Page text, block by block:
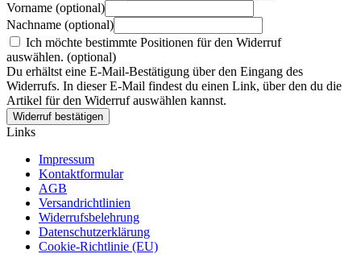
Vorname (optional)
Nachname (optional)
Ich möchte bestimmte Positionen für den Widerruf
auswählen. (optional)
Du erhältst eine E-Mail-Bestätigung über den Eingang des
Widerrufs. In dieser E-Mail findest du einen Link, über den du die
Artikel für den Widerruf auswählen kannst.
Widerruf bestätigen
Links
Impressum
Kontaktformular
AGB
Versandrichtlinien
Widerrufsbelehrung
Datenschutzerklärung
Cookie-Richtlinie (EU)